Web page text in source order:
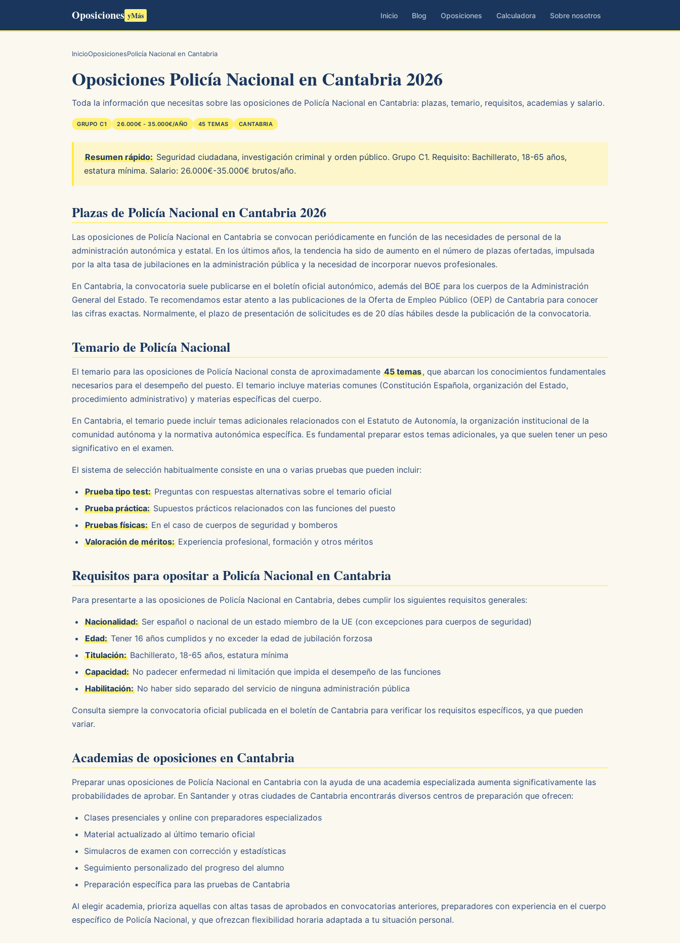
Oposiciones yMás Inicio Blog Oposiciones Calculadora Sobre nosotros
InicioOposicionesPolicía Nacional en Cantabria
Oposiciones Policía Nacional en Cantabria 2026
Toda la información que necesitas sobre las oposiciones de Policía Nacional en Cantabria: plazas, temario, requisitos, academias y salario.
GRUPO C1 26.000€ - 35.000€/AÑO 45 TEMAS CANTABRIA
Resumen rápido: Seguridad ciudadana, investigación criminal y orden público. Grupo C1. Requisito: Bachillerato, 18-65 años,
estatura mínima. Salario: 26.000€-35.000€ brutos/año.
Plazas de Policía Nacional en Cantabria 2026
Las oposiciones de Policía Nacional en Cantabria se convocan periódicamente en función de las necesidades de personal de la
administración autonómica y estatal. En los últimos años, la tendencia ha sido de aumento en el número de plazas ofertadas, impulsada
por la alta tasa de jubilaciones en la administración pública y la necesidad de incorporar nuevos profesionales.
En Cantabria, la convocatoria suele publicarse en el boletín oficial autonómico, además del BOE para los cuerpos de la Administración
General del Estado. Te recomendamos estar atento a las publicaciones de la Oferta de Empleo Público (OEP) de Cantabria para conocer
las cifras exactas. Normalmente, el plazo de presentación de solicitudes es de 20 días hábiles desde la publicación de la convocatoria.
Temario de Policía Nacional
El temario para las oposiciones de Policía Nacional consta de aproximadamente 45 temas, que abarcan los conocimientos fundamentales
necesarios para el desempeño del puesto. El temario incluye materias comunes (Constitución Española, organización del Estado,
procedimiento administrativo) y materias específicas del cuerpo.
En Cantabria, el temario puede incluir temas adicionales relacionados con el Estatuto de Autonomía, la organización institucional de la
comunidad autónoma y la normativa autonómica específica. Es fundamental preparar estos temas adicionales, ya que suelen tener un peso
significativo en el examen.
El sistema de selección habitualmente consiste en una o varias pruebas que pueden incluir:
Prueba tipo test: Preguntas con respuestas alternativas sobre el temario oficial
Prueba práctica: Supuestos prácticos relacionados con las funciones del puesto
Pruebas físicas: En el caso de cuerpos de seguridad y bomberos
Valoración de méritos: Experiencia profesional, formación y otros méritos
Requisitos para opositar a Policía Nacional en Cantabria
Para presentarte a las oposiciones de Policía Nacional en Cantabria, debes cumplir los siguientes requisitos generales:
Nacionalidad: Ser español o nacional de un estado miembro de la UE (con excepciones para cuerpos de seguridad)
Edad: Tener 16 años cumplidos y no exceder la edad de jubilación forzosa
Titulación: Bachillerato, 18-65 años, estatura mínima
Capacidad: No padecer enfermedad ni limitación que impida el desempeño de las funciones
Habilitación: No haber sido separado del servicio de ninguna administración pública
Consulta siempre la convocatoria oficial publicada en el boletín de Cantabria para verificar los requisitos específicos, ya que pueden
variar.
Academias de oposiciones en Cantabria
Preparar unas oposiciones de Policía Nacional en Cantabria con la ayuda de una academia especializada aumenta significativamente las
probabilidades de aprobar. En Santander y otras ciudades de Cantabria encontrarás diversos centros de preparación que ofrecen:
Clases presenciales y online con preparadores especializados
Material actualizado al último temario oficial
Simulacros de examen con corrección y estadísticas
Seguimiento personalizado del progreso del alumno
Preparación específica para las pruebas de Cantabria
Al elegir academia, prioriza aquellas con altas tasas de aprobados en convocatorias anteriores, preparadores con experiencia en el cuerpo
específico de Policía Nacional, y que ofrezcan flexibilidad horaria adaptada a tu situación personal.